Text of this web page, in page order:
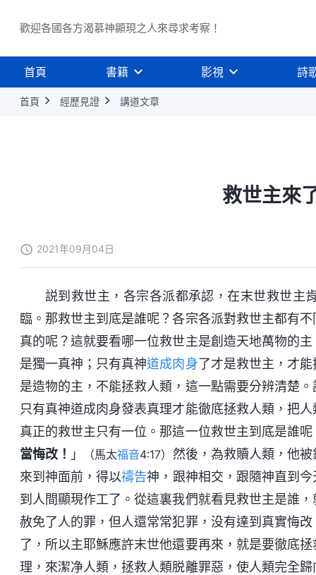
歡迎各國各方渴慕神顯現之人來尋求考察！
首頁 書籍 影視 詩
首頁 經歷見證 講道文章
救世主來
2021年09月04日
説到救世主，各宗各派都承認，在末世救世主
臨。那救世主到底是誰呢？各宗各派對救世主都有
真的呢？這就要看哪一位救世主是創造天地萬物的
是獨一真神；只有真神道成肉身了才是救世主，才
是造物的主，不能拯救人類，這一點需要分辨清楚
只有真神道成肉身發表真理才能徹底拯救人類，把
真正的救世主只有一位。那這一位救世主到底是誰
當悔改！ 」 （馬太福音4:17） 然後，為救贖人類，他
來到神面前，得以禱告神，跟神相交，跟隨神直到
到人間顯現作工了。從這裏我們就看見救世主是誰
赦免了人的罪，但人還常常犯罪，没有達到真實悔
了，所以主耶穌應許末世他還要再來，就是要徹底
理，來潔净人類，拯救人類脱離罪惡，使人類完全